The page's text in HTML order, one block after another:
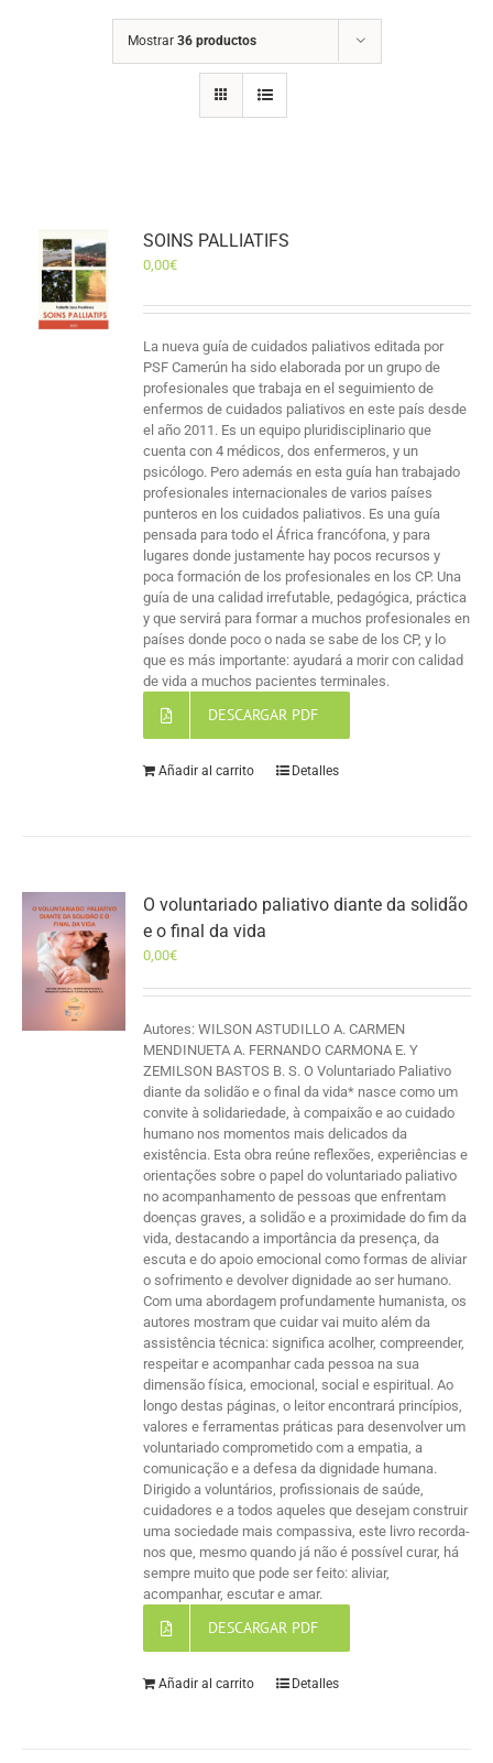
Mostrar 36 productos
SOINS PALLIATIFS
0,00€
La nueva guía de cuidados paliativos editada por
PSF Camerún ha sido elaborada por un grupo de
profesionales que trabaja en el seguimiento de
enfermos de cuidados paliativos en este país desde
el año 2011. Es un equipo pluridisciplinario que
cuenta con 4 médicos, dos enfermeros, y un
psicólogo. Pero además en esta guía han trabajado
profesionales internacionales de varios países
punteros en los cuidados paliativos. Es una guía
pensada para todo el África francófona, y para
lugares donde justamente hay pocos recursos y
poca formación de los profesionales en los CP. Una
guía de una calidad irrefutable, pedagógica, práctica
y que servirá para formar a muchos profesionales en
países donde poco o nada se sabe de los CP, y lo
que es más importante: ayudará a morir con calidad
de vida a muchos pacientes terminales.
DESCARGAR PDF
Añadir al carrito Detalles
O voluntariado paliativo diante da solidão
e o final da vida
0,00€
Autores: WILSON ASTUDILLO A. CARMEN
MENDINUETA A. FERNANDO CARMONA E. Y
ZEMILSON BASTOS B. S. O Voluntariado Paliativo
diante da solidão e o final da vida* nasce como um
convite à solidariedade, à compaixão e ao cuidado
humano nos momentos mais delicados da
existência. Esta obra reúne reflexões, experiências e
orientações sobre o papel do voluntariado paliativo
no acompanhamento de pessoas que enfrentam
doenças graves, a solidão e a proximidade do fim da
vida, destacando a importância da presença, da
escuta e do apoio emocional como formas de aliviar
o sofrimento e devolver dignidade ao ser humano.
Com uma abordagem profundamente humanista, os
autores mostram que cuidar vai muito além da
assistência técnica: significa acolher, compreender,
respeitar e acompanhar cada pessoa na sua
dimensão física, emocional, social e espiritual. Ao
longo destas páginas, o leitor encontrará princípios,
valores e ferramentas práticas para desenvolver um
voluntariado comprometido com a empatia, a
comunicação e a defesa da dignidade humana.
Dirigido a voluntários, profissionais de saúde,
cuidadores e a todos aqueles que desejam construir
uma sociedade mais compassiva, este livro recorda-
nos que, mesmo quando já não é possível curar, há
sempre muito que pode ser feito: aliviar,
acompanhar, escutar e amar.
DESCARGAR PDF
Añadir al carrito Detalles